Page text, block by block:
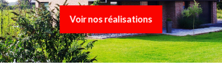
Voir nos réalisations